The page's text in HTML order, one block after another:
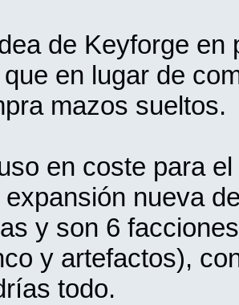
de Keyforge en
en lugar de
mazos sueltos.
en coste para
expansión nueva
y son 6
y artefactos),
todo.